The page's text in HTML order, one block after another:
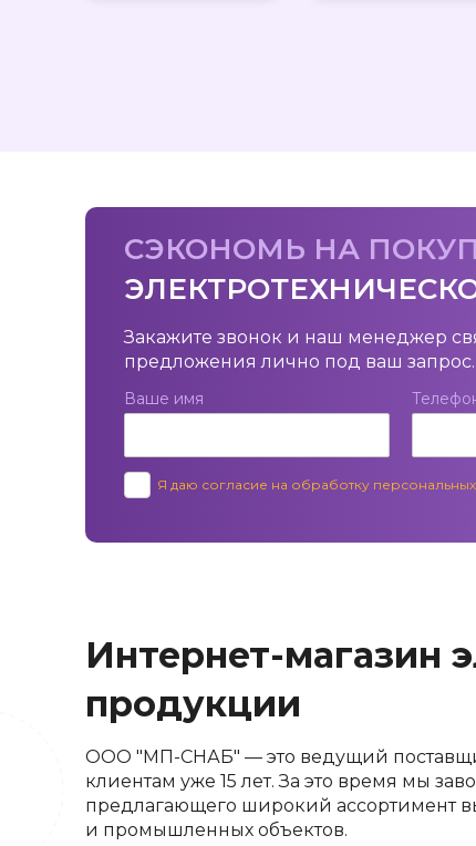
СЭКОНОМЬ НА
Закажите звонок и наш менеджер
предложения лично под ваш запрос.
Ваше имя
Я даю согласие на обработку
Интернет-магазин
продукции
ООО "МП-СНАБ" — это ведущий
клиентам уже 15 лет. За это время мы
предлагающего широкий ассортимент
и промышленных объектов.